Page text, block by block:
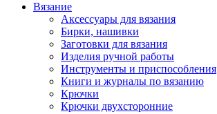
Вязание
Аксессуары для вязания
Бирки, нашивки
Заготовки для вязания
Изделия ручной работы
Инструменты и приспособления
Книги и журналы по вязанию
Крючки
Крючки двухсторонние